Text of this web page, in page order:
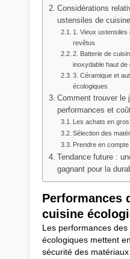
Considérations
ustensiles de
1. Vieux ustensiles
revêtus
2. Batterie de
inoxydable haut de
3. Céramique et
écologiques
Comment trouver le
performances et
Les achats en
Sélection des
Prendre en
Tendance future :
gagnant pour la
Performances
cuisine
Les performances
écologiques mettent
sécurité des